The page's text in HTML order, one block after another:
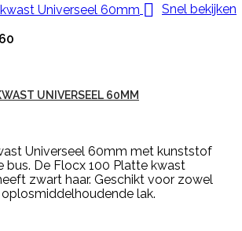
 Snel bekijken
UNIVERSEEL 60MM
Universeel 60mm met kunststof
bus. De Flocx 100 Platte kwast
zwart haar. Geschikt voor zowel
lak.